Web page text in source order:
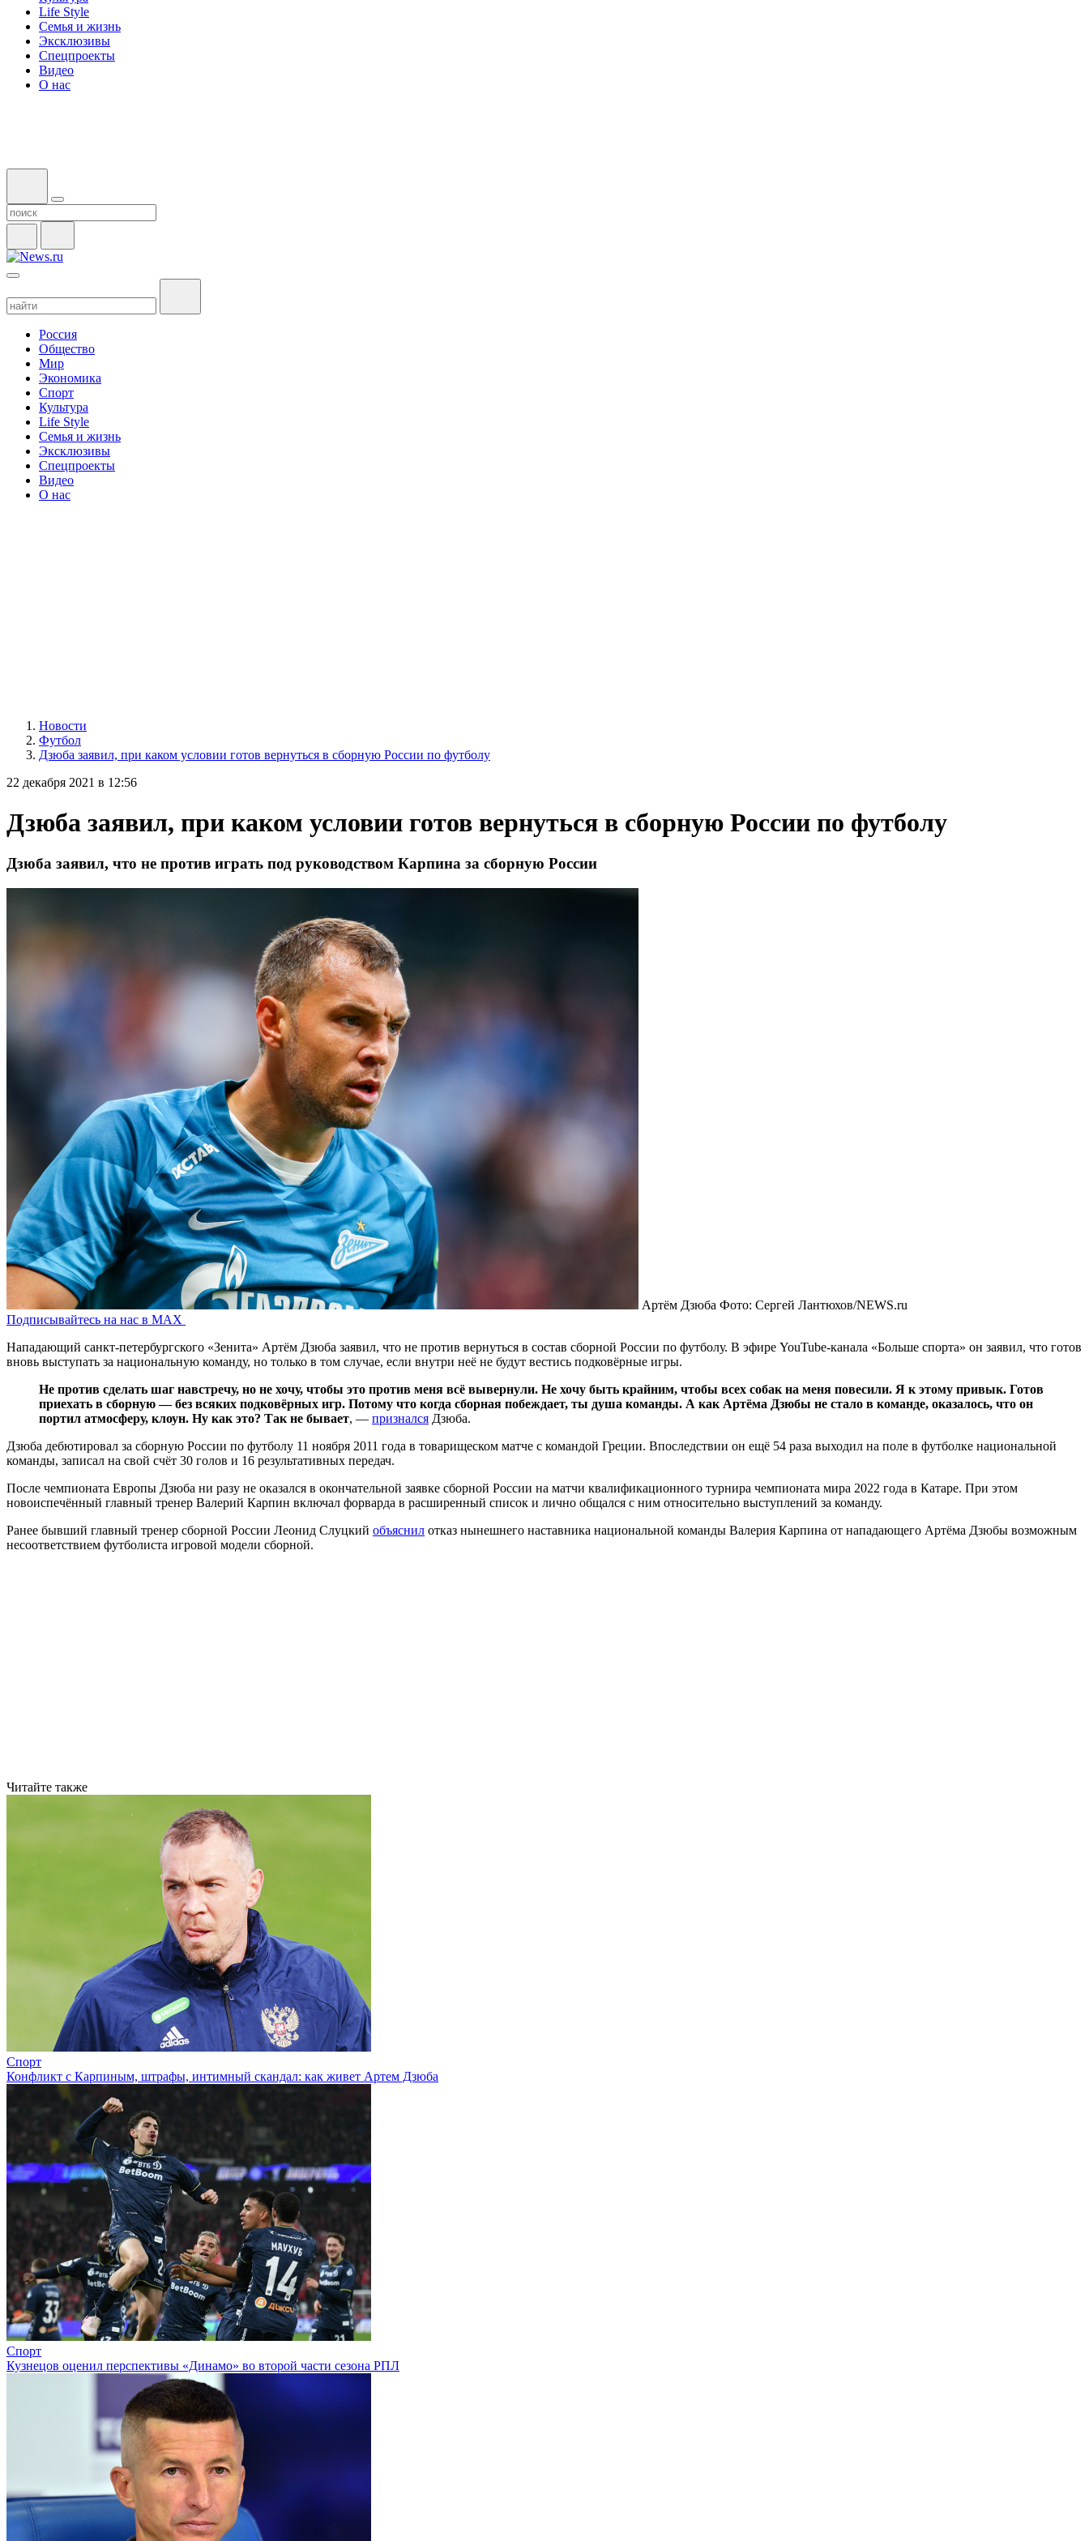
Life Style
Семья и жизнь
Эксклюзивы
Спецпроекты
Видео
О нас
Россия
Общество
Мир
Экономика
Спорт
Культура
Life Style
Семья и жизнь
Эксклюзивы
Спецпроекты
Видео
О нас
Новости
Футбол
Дзюба заявил, при каком условии готов вернуться в сборную России по футболу
22 декабря 2021 в 12:56
Дзюба заявил, при каком условии готов вернуться в сборную России по футболу
Дзюба заявил, что не против играть под руководством Карпина за сборную России
Артём Дзюба Фото: Сергей Лантюхов/NEWS.ru
Подписывайтесь на нас в MAX
Нападающий санкт-петербургского «Зенита» Артём Дзюба заявил, что не против вернуться в состав сборной России по футболу. В эфире YouTube-канала «Больше спорта» он заявил, что готов
вновь выступать за национальную команду, но только в том случае, если внутри неё не будут вестись подковёрные игры.
Не против сделать шаг навстречу, но не хочу, чтобы это против меня всё вывернули. Не хочу быть крайним, чтобы всех собак на меня повесили. Я к этому привык. Готов
приехать в сборную — без всяких подковёрных игр. Потому что когда сборная побеждает, ты душа команды. А как Артёма Дзюбы не стало в команде, оказалось, что он
портил атмосферу, клоун. Ну как это? Так не бывает, — признался Дзюба.
Дзюба дебютировал за сборную России по футболу 11 ноября 2011 года в товарищеском матче с командой Греции. Впоследствии он ещё 54 раза выходил на поле в футболке национальной
команды, записал на свой счёт 30 голов и 16 результативных передач.
После чемпионата Европы Дзюба ни разу не оказался в окончательной заявке сборной России на матчи квалификационного турнира чемпионата мира 2022 года в Катаре. При этом
новоиспечённый главный тренер Валерий Карпин включал форварда в расширенный список и лично общался с ним относительно выступлений за команду.
Ранее бывший главный тренер сборной России Леонид Слуцкий объяснил отказ нынешнего наставника национальной команды Валерия Карпина от нападающего Артёма Дзюбы возможным
несоответствием футболиста игровой модели сборной.
Читайте также
Спорт
Конфликт с Карпиным, штрафы, интимный скандал: как живет Артем Дзюба
Спорт
Кузнецов оценил перспективы «Динамо» во второй части сезона РПЛ